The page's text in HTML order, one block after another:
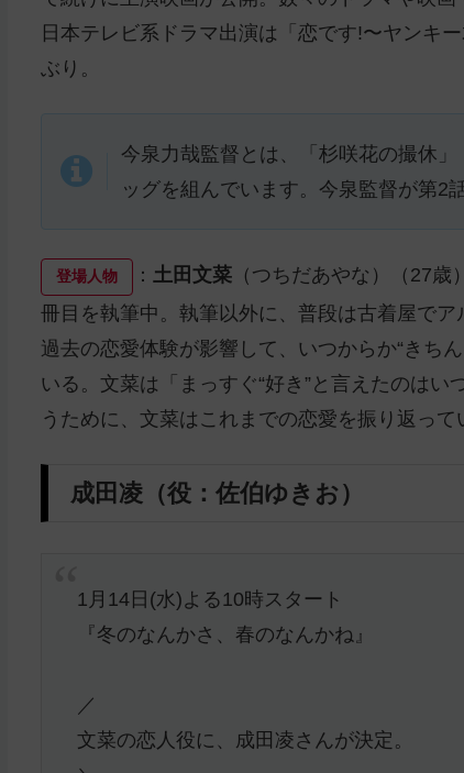
日本テレビ系ドラマ出演は「恋です!〜ヤンキ
ぶり。
今泉力哉監督とは、「杉咲花の撮休
ッグを組んでいます。今泉監督が第2
登場人物 ： ⼟⽥⽂菜（つちだあやな）（27歳
冊⽬を執筆中。執筆以外に、普段は古着屋で
過去の恋愛体験が影響して、いつからか“きち
いる。文菜は「まっすぐ“好き”と言えたのは
うために、文菜はこれまでの恋愛を振り返って
成田凌（役：佐伯ゆきお）
1月14日(水)よる10時スタート
『冬のなんかさ、春のなんかね』
／
文菜の恋人役に、成田凌さんが決定。